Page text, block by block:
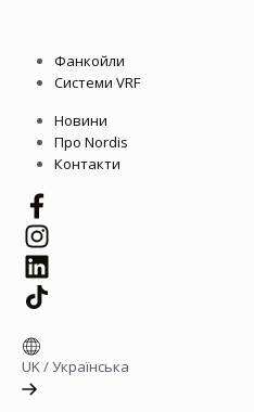
Фанкойли
Системи VRF
Новини
Про Nordis
Контакти
UK/Українська